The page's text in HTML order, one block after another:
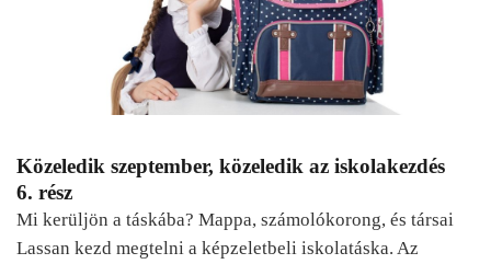
Közeledik szeptember, közeledik az iskolakezdés
6. rész
Mi kerüljön a táskába? Mappa, számolókorong, és társai
Lassan kezd megtelni a képzeletbeli iskolatáska. Az